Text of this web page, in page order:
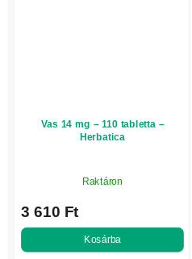
Vas 14 mg – 110 tabletta –
Herbatica
Raktáron
3 610 Ft
Kosárba